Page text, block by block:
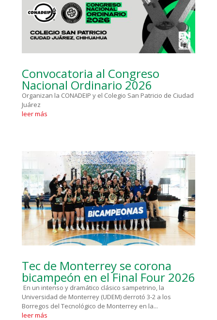
Convocatoria al Congreso
Nacional Ordinario 2026
Organizan la CONADEIP y el Colegio San Patricio de Ciudad
Juárez
leer más
Tec de Monterrey se corona
bicampeón en el Final Four 2026
En un intenso y dramático clásico sampetrino, la
Universidad de Monterrey (UDEM) derrotó 3-2 a los
Borregos del Tecnológico de Monterrey en la...
leer más